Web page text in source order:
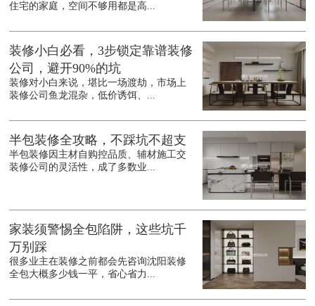
住宅的家庭，空间不够用都是高...
装修小白必看，3步锁定靠谱装修
公司，避开90%的坑
装修对小白来说，堪比一场渡劫，市场上
装修公司鱼龙混杂，低价诱饵、...
半包装修全攻略，不踩坑不超支
半包装修因主材自购控品质、辅材施工交
装修公司的灵活性，成了多数业...
家装须警惕全包陷阱，这些坑千
万别踩
很多业主在装修之前都会先咨询沈阳装修
全包大概多少钱一平，省心省力...